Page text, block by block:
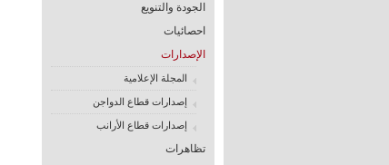
الجودة والتنويع
احصائيات
الإصدارات
المجلة الإعلامية
إصدارات قطاع الدواجن
إصدارات قطاع الأرانب
تظاهرات